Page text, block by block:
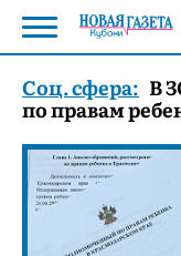
Соц. сфера: В
по правам